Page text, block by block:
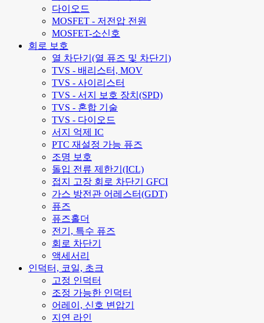
다이오드
MOSFET - 저전압 전원
MOSFET-소신호
회로 보호
열 차단기(열 퓨즈 및 차단기)
TVS - 배리스터, MOV
TVS - 사이리스터
TVS - 서지 보호 장치(SPD)
TVS - 혼합 기술
TVS - 다이오드
서지 억제 IC
PTC 재설정 가능 퓨즈
조명 보호
돌입 전류 제한기(ICL)
접지 고장 회로 차단기 GFCI
가스 방전관 어레스터(GDT)
퓨즈
퓨즈홀더
전기, 특수 퓨즈
회로 차단기
액세서리
인덕터, 코일, 초크
고정 인덕터
조정 가능한 인덕터
어레이, 신호 변압기
지연 라인